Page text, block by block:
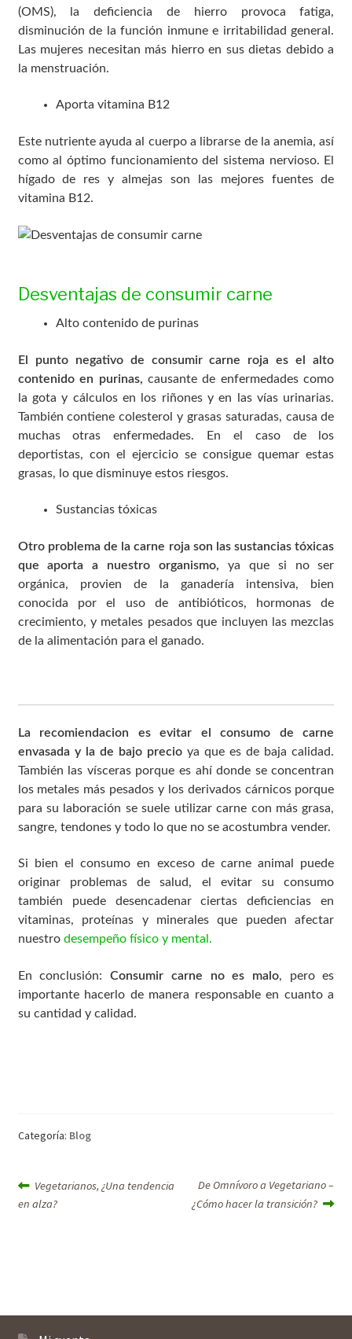
(OMS), la deficiencia de hierro provoca fatiga,
disminución de la función inmune e irritabilidad general.
Las mujeres necesitan más hierro en sus dietas debido a
la menstruación.
Aporta vitamina B12
Este nutriente ayuda al cuerpo a librarse de la anemia, así
como al óptimo funcionamiento del sistema nervioso. El
hígado de res y almejas son las mejores fuentes de
vitamina B12.
Desventajas de consumir carne
Alto contenido de purinas
El punto negativo de consumir carne roja es el alto
contenido en purinas, causante de enfermedades como
la gota y cálculos en los riñones y en las vías urinarias.
También contiene colesterol y grasas saturadas, causa de
muchas otras enfermedades. En el caso de los
deportistas, con el ejercicio se consigue quemar estas
grasas, lo que disminuye estos riesgos.
Sustancias tóxicas
Otro problema de la carne roja son las sustancias tóxicas
que aporta a nuestro organismo, ya que si no ser
orgánica, provien de la ganadería intensiva, bien
conocida por el uso de antibióticos, hormonas de
crecimiento, y metales pesados que incluyen las mezclas
de la alimentación para el ganado.
La recomiendacion es evitar el consumo de carne
envasada y la de bajo precioya que es de baja calidad.
También las vísceras porque es ahí donde se concentran
los metales más pesados y los derivados cárnicos porque
para su laboración se suele utilizar carne con más grasa,
sangre, tendones y todo lo que no se acostumbra vender.
Si bien el consumo en exceso de carne animal puede
originar problemas de salud, el evitar su consumo
también puede desencadenar ciertas deficiencias en
vitaminas, proteínas y minerales que pueden afectar
nuestro desempeño físico y mental.
En conclusión:Consumir carne no es malo, pero es
importante hacerlo de manera responsable en cuanto a
su cantidad y calidad.
Categoría: Blog
Navegación
de
Entrada
anterior:
Vegetarianos, ¿Una tendencia
en alza?
Siguiente
entrada:
De Omnívoro a Vegetariano –
¿Cómo hacer la transición?